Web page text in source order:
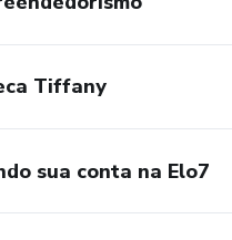
Tiffany
sua conta na Elo7